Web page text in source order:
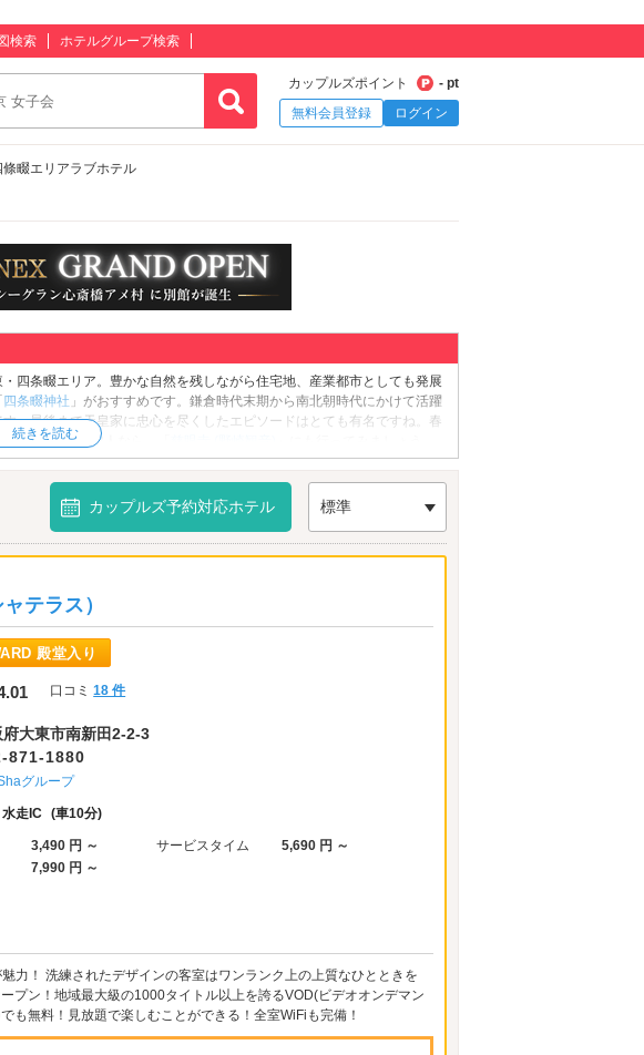
検索 ホテルグループ検索
カップルズポイント
- pt
無料会員登録
ログイン
條畷エリアラブホテル
四条畷エリア。豊かな自然を残しながら住宅地、産業都市としても発展
四条畷神社 」がおすすめです。鎌倉時代末期から南北朝時代にかけて活躍
。最後まで天皇家に忠心を尽くしたエピソードはとても有名ですね。春
りがお好きな2人なら、「
が見渡せる絶景が見れます。事前に囲まれたい2人は、「むろいけ園
緑や野鳥、清流が楽しめます。のんびり過ごしたい2人へおすすめのス
ップルはぜひ訪れてみてはいかがでしょうか。大東・四条畷エリアでデ
じたいですよね♪このエリアのラブホテルは「清滝生駒道路」「国道170
にならないようにあらかじめホテルを予約しておくとイイでしょう。予
みましょう。
カップルズ予約対応ホテル 標準
テラス）
殿堂入り
つ星のうち4
口コミ18 件
府大東市南新田2-2-3
871-1880
グループ
水走IC (車10分)
3,490 円 ～ サービスタイム
5,690 円 ～
7,990 円 ～
力！ 洗練されたデザインの客室はワンランク上の上質なひとときを
プン！地域最大級の1000タイトル以上を誇るVOD(ビデオオンデマン
も無料！見放題で楽しむことができる！全室WiFiも完備！